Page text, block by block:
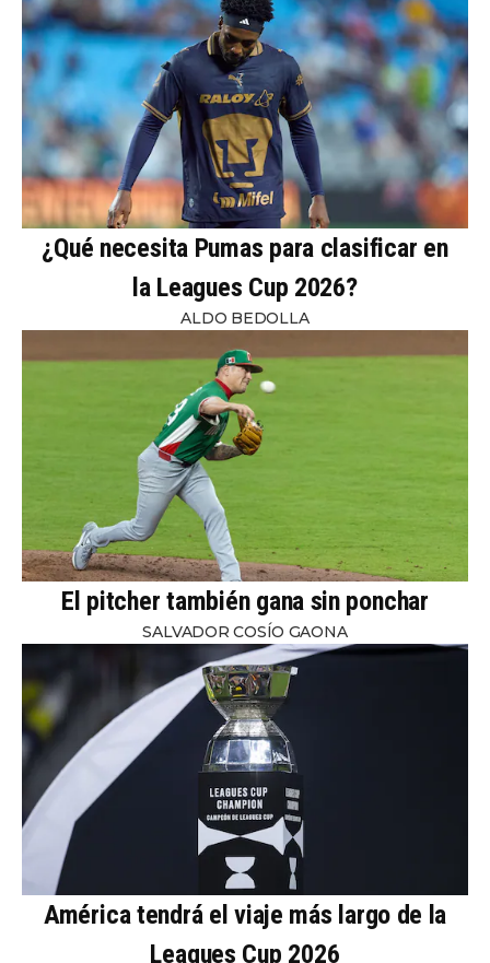
¿Qué necesita Pumas para clasificar en
la Leagues Cup 2026?
ALDO BEDOLLA
El pitcher también gana sin ponchar
SALVADOR COSÍO GAONA
América tendrá el viaje más largo de la
Leagues Cup 2026